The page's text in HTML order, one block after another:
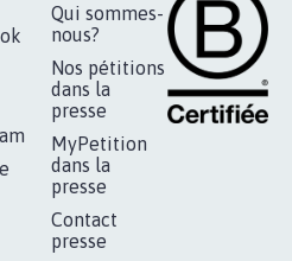
Qui sommes-
nous?
Nos pétitions
dans la
presse
MyPetition
dans la
presse
Contact
presse